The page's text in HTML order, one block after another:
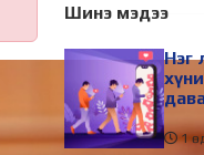
Шинэ мэдээ
Нэг
1